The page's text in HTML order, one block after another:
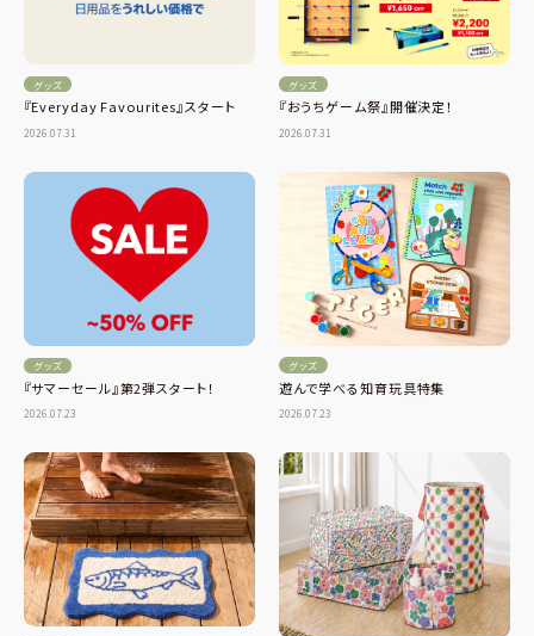
グッズ
『Everyday Favourites』スタート
2026.07.31
グッズ
『おうちゲーム祭』開催決定！
2026.07.31
グッズ
『サマーセール』第2弾スタート！
2026.07.23
グッズ
遊んで学べる知育玩具特集
2026.07.23